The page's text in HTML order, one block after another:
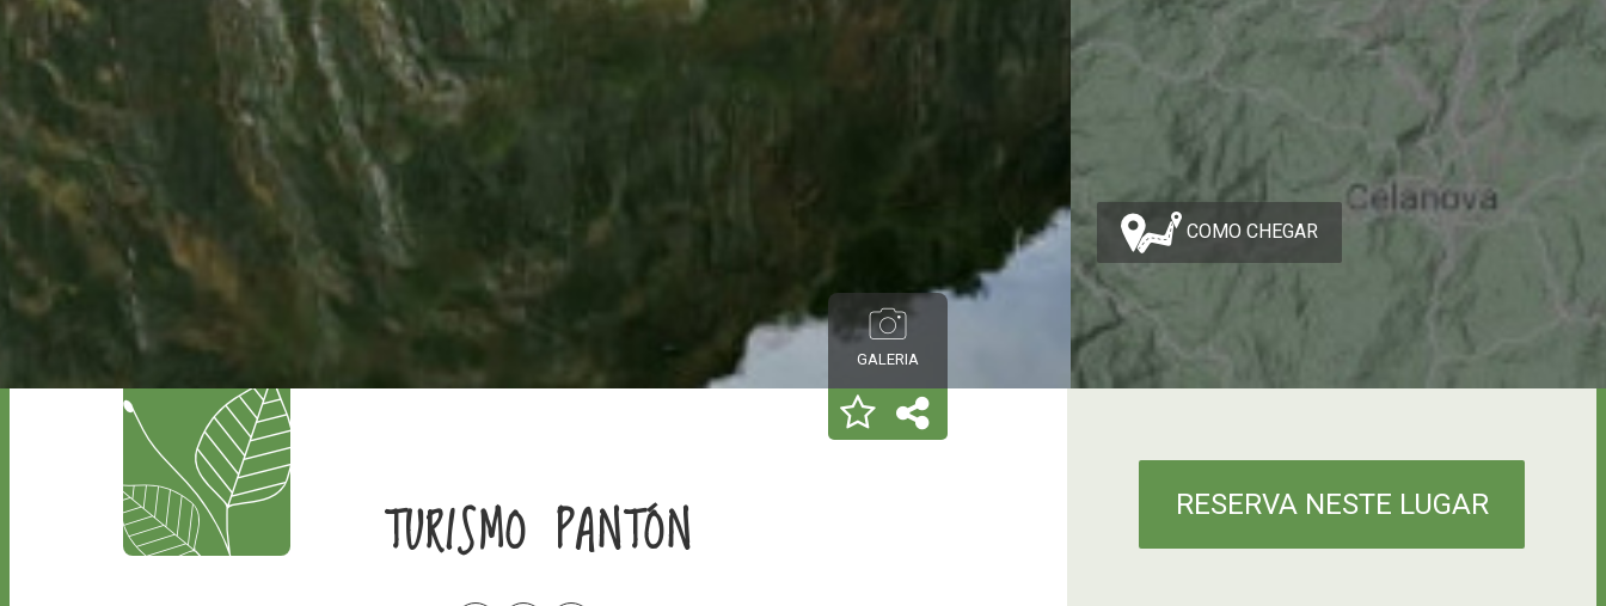
COMO CHEGAR
GALERIA
TURISMO PANTÓN RESERVA NESTE LUGAR